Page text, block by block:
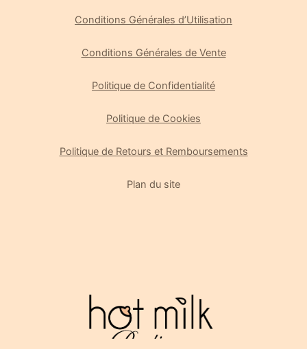
uniques sur ce site. Le fait de ne pas consentir ou de retirer son
consentement peut avoir un effet négatif sur certaines caractéristiques
Conditions Générales d’Utilisation
Conditions Générales de Vente
Politique de Confidentialité
Politique de Cookies
Politique de Retours et Remboursements
Plan du site